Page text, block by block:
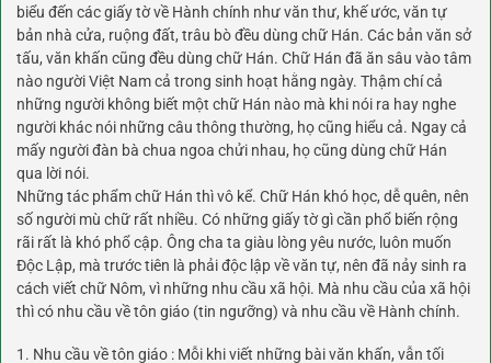
biểu đến các giấy tờ về Hành chính như văn thư, khế ước, văn tự
bản nhà cửa, ruộng đất, trâu bò đều dùng chữ Hán. Các bản văn sở
tấu, văn khấn cũng đều dùng chữ Hán. Chữ Hán đã ăn sâu vào tâm
nào người Việt Nam cả trong sinh hoạt hằng ngày. Thậm chí cả
những người không biết một chữ Hán nào mà khi nói ra hay nghe
người khác nói những câu thông thường, họ cũng hiểu cả. Ngay cả
mấy người đàn bà chua ngoa chửi nhau, họ cũng dùng chữ Hán
qua lời nói.
Những tác phẩm chữ Hán thì vô kể. Chữ Hán khó học, dễ quên, nên
số người mù chữ rất nhiều. Có những giấy tờ gì cần phổ biến rộng
rãi rất là khó phổ cập. Ông cha ta giàu lòng yêu nước, luôn muốn
Độc Lập, mà trước tiên là phải độc lập về văn tự, nên đã nảy sinh ra
cách viết chữ Nôm, vì những nhu cầu xã hội. Mà nhu cầu của xã hội
thì có nhu cầu về tôn giáo (tin ngưỡng) và nhu cầu về Hành chính.
1. Nhu cầu về tôn giáo : Mỗi khi viết những bài văn khấn, vẫn tối